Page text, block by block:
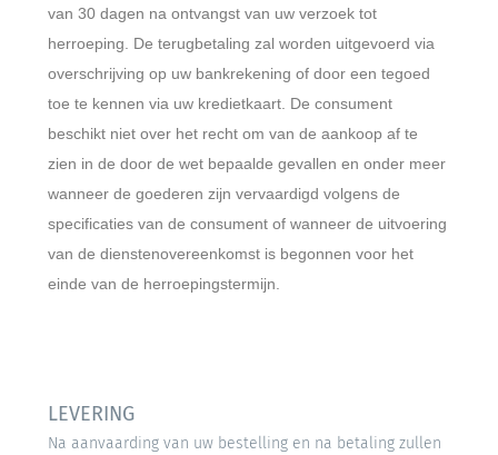
van 30 dagen na ontvangst van uw verzoek tot
herroeping. De terugbetaling zal worden uitgevoerd via
overschrijving op uw bankrekening of door een tegoed
toe te kennen via uw kredietkaart. De consument
beschikt niet over het recht om van de aankoop af te
zien in de door de wet bepaalde gevallen en onder meer
wanneer de goederen zijn vervaardigd volgens de
specificaties van de consument of wanneer de uitvoering
van de dienstenovereenkomst is begonnen voor het
einde van de herroepingstermijn.
LEVERING
Na aanvaarding van uw bestelling en na betaling zullen